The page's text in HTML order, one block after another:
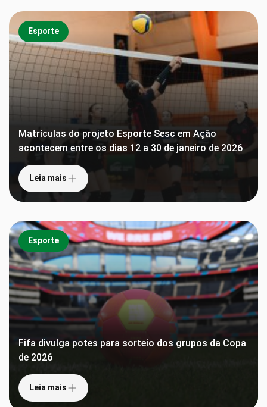
Esporte
Matrículas do projeto Esporte Sesc em Ação
acontecem entre os dias 12 a 30 de janeiro de 2026
Leia mais
Esporte
Fifa divulga potes para sorteio dos grupos da Copa
de 2026
Leia mais